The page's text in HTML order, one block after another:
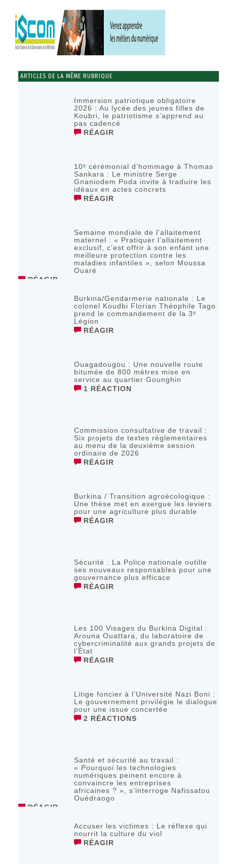
ARTICLES DE LA MÊME RUBRIQUE
Immersion patriotique obligatoire
2026 : Au lycée des jeunes filles de
Koubri, le patriotisme s’apprend au
pas cadencé
RÉAGIR
10ᵉ cérémonial d’hommage à Thomas
Sankara : Le ministre Serge
Gnaniodem Poda invite à traduire les
idéaux en actes concrets
RÉAGIR
Semaine mondiale de l’allaitement
maternel : « Pratiquer l’allaitement
exclusif, c’est offrir à son enfant une
meilleure protection contre les
maladies infantiles », selon Moussa
Ouaré
RÉAGIR
Burkina/Gendarmerie nationale : Le
colonel Koudbi Florian Théophile Tago
prend le commandement de la 3ᵉ
Légion
RÉAGIR
Ouagadougou : Une nouvelle route
bitumée de 800 mètres mise en
service au quartier Gounghin
1 RÉACTION
Commission consultative de travail :
Six projets de textes réglementaires
au menu de la deuxième session
ordinaire de 2026
RÉAGIR
Burkina / Transition agroécologique :
Une thèse met en exergue les leviers
pour une agriculture plus durable
RÉAGIR
Sécurité : La Police nationale outille
ses nouveaux responsables pour une
gouvernance plus efficace
RÉAGIR
Les 100 Visages du Burkina Digital :
Arouna Ouattara, du laboratoire de
cybercriminalité aux grands projets de
l’État
RÉAGIR
Litige foncier à l’Université Nazi Boni :
Le gouvernement privilégie le dialogue
pour une issue concertée
2 RÉACTIONS
Santé et sécurité au travail :
« Pourquoi les technologies
numériques peinent encore à
convaincre les entreprises
africaines ? », s’interroge Nafissatou
Ouédraogo
RÉAGIR
Accuser les victimes : Le réflexe qui
nourrit la culture du viol
RÉAGIR